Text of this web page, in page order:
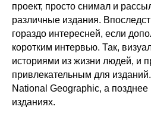
проект, просто снимал и
различные издания.
гораздо интересней, если
коротким интервью. Так,
историями из жизни людей, и
привлекательным для
National Geographic, а позднее
изданиях.